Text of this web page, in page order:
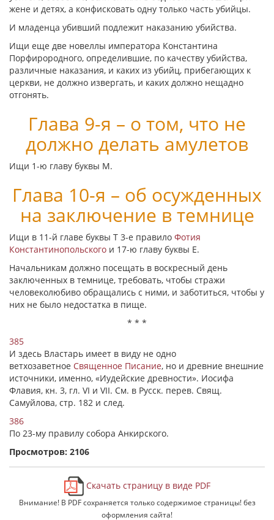
жене и детях, а конфисковать одну только часть убийцы.
И младенца убивший подлежит наказанию убийства.
Ищи еще две новеллы императора Константина
Порфирородного, определившие, по качеству убийства,
различные наказания, и каких из убийц, прибегающих к
церкви, не должно извергать, и каких должно нещадно
отгонять.
Глава 9-я – о том, что не
должно делать амулетов
Ищи 1-ю главу буквы Μ.
Глава 10-я – об осужденных
на заключение в темнице
Ищи в 11-й главе буквы Τ 3-е правило Фотия
Константинопольского и 17-ю главу буквы Ε.
Начальникам должно посещать в воскресный день
заключенных в темнице, требовать, чтобы стражи
человеколюбиво обращались с ними, и заботиться, чтобы у
них не было недостатка в пище.
* * *
385
И здесь Властарь имеет в виду не одно
ветхозаветное Священное Писание, но и древние внешние
источники, именно, «Иудейские древности». Иосифа
Флавия, кн. 3, гл. VI и VII. См. в Русск. перев. Свящ.
Самуйлова, стр. 182 и след.
386
По 23-му правилу собора Анкирского.
Просмотров: 2106
Скачать страницу в виде PDF
Внимание! В PDF сохраняется только содержимое страницы! без
оформления сайта!